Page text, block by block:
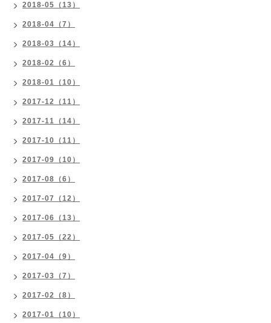
2018-05（13）
2018-04（7）
2018-03（14）
2018-02（6）
2018-01（10）
2017-12（11）
2017-11（14）
2017-10（11）
2017-09（10）
2017-08（6）
2017-07（12）
2017-06（13）
2017-05（22）
2017-04（9）
2017-03（7）
2017-02（8）
2017-01（10）